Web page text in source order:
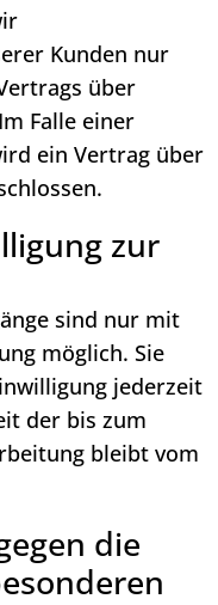
Kunden nur
über
Falle einer
ein Vertrag über
zur
sind nur mit
möglich. Sie
jederzeit
der bis zum
bleibt vom
die